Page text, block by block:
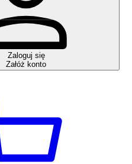
Zaloguj się
Załóż konto